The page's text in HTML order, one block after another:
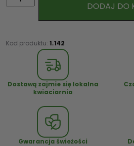
l
ć
k
DODAJ DO
Kod produktu: 1.142
Dostawą zajmie się lokalna
kwiaciarnia
Gwarancja świeżości